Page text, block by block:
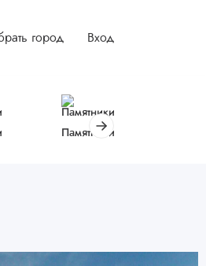
город Вход
Памятники